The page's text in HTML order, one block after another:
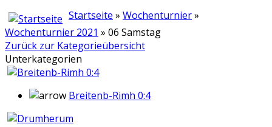
Startseite » Wochenturnier»
Wochenturnier 2021 » 06 Samstag
Zurück zur Kategorieübersicht
Unterkategorien
Breitenb-Rimh 0:4